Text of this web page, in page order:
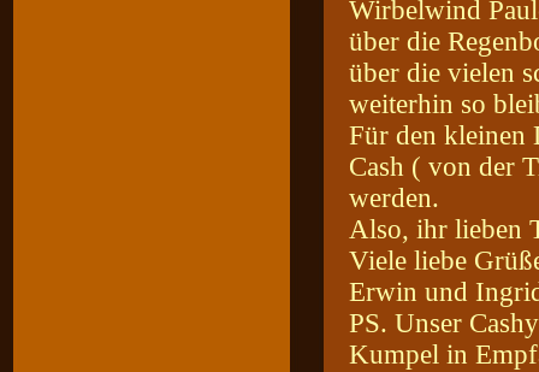
Wirbelwind
über die
über die vielen
weiterhin so
Für den kleinen
Cash ( von der
werden.
Also, ihr lieben
Viele liebe
Erwin und
PS. Unser
Kumpel in